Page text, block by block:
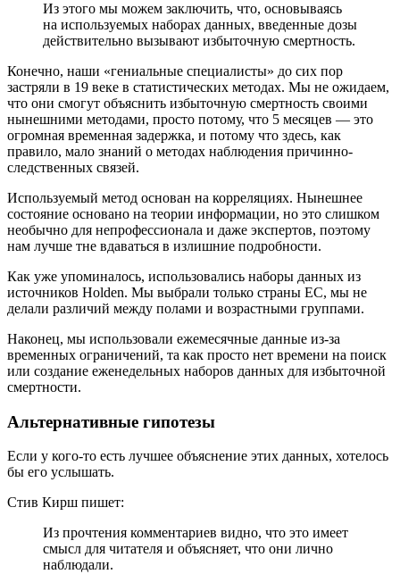
Из этого мы можем заключить, что, основываясь
на используемых наборах данных, введенные дозы
действительно вызывают избыточную смертность.
Конечно, наши «гениальные специалисты» до сих пор
застряли в 19 веке в статистических методах. Мы не ожидаем,
что они смогут объяснить избыточную смертность своими
нынешними методами, просто потому, что 5 месяцев — это
огромная временная задержка, и потому что здесь, как
правило, мало знаний о методах наблюдения причинно-
следственных связей.
Используемый метод основан на корреляциях. Нынешнее
состояние основано на теории информации, но это слишком
необычно для непрофессионала и даже экспертов, поэтому
нам лучше тне вдаваться в излишние подробности.
Как уже упоминалось, использовались наборы данных из
источников Holden. Мы выбрали только страны ЕС, мы не
делали различий между полами и возрастными группами.
Наконец, мы использовали ежемесячные данные из-за
временных ограничений, та как просто нет времени на поиск
или создание еженедельных наборов данных для избыточной
смертности.
Альтернативные гипотезы
Если у кого-то есть лучшее объяснение этих данных, хотелось
бы его услышать.
Стив Кирш пишет:
Из прочтения комментариев видно, что это имеет
смысл для читателя и объясняет, что они лично
наблюдали.